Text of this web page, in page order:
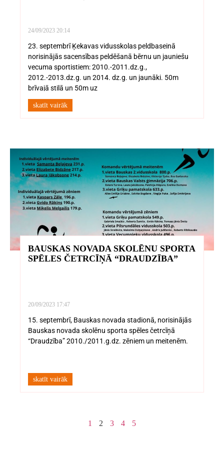
24/09/202320:14
23. septembrī Ķekavas vidusskolas peldbaseinā
norisinājās sacensības peldēšanā bērnu un jauniešu
vecuma sportistiem: 2010.-2011.dz.g.,
2012.-2013.dz.g. un 2014. dz.g. un jaunāki. 50m
brīvajā stilā un 50m uz
skatīt vairāk
BAUSKAS NOVADA SKOLĒNU SPORTA
SPĒLES ČETRCĪŅĀ “DRAUDZĪBA”
20/09/2023 17:47
15. septembrī, Bauskas novada stadionā, norisinājās
Bauskas novada skolēnu sporta spēles četrcīņā
“Draudzība” 2010./2011.g.dz. zēniem un meitenēm.
skatīt vairāk
1 2 3 4 5